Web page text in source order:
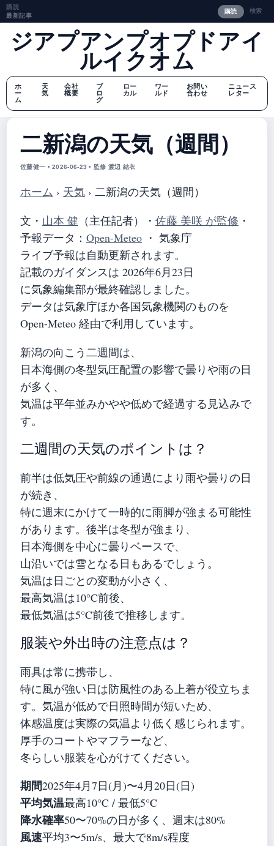
購読
最新記事
購読 検索
ジアプアンプオプドアイ
ルイクオム
ホ
ー
ム
天
気
会社
概要
ブ
ロ
グ
ロー
カル
ワー
ルド
お問い
合わせ
ニュース
レター
二新潟の天気（週間）
佐藤健一 • 2026-06-23 • 監修 渡辺 結衣
ホーム › 天気 › 二新潟の天気（週間）
文・ 山本 健 （主任記者） ・ 佐藤 美咲 が監修 ・
予報データ： Open-Meteo ・ 気象庁
ライブ予報は自動更新されます。
記載のガイダンスは 2026年6月23日
に気象編集部が最終確認しました。
データは気象庁ほか各国気象機関のものを
Open-Meteo 経由で利用しています。
新潟の向こう二週間は、
日本海側の冬型気圧配置の影響で曇りや雨の日
が多く、
気温は平年並みかやや低めで経過する見込みで
す。
二週間の天気のポイントは？
前半は低気圧や前線の通過により雨や曇りの日
が続き、
特に週末にかけて一時的に雨脚が強まる可能性
があります。後半は冬型が強まり、
日本海側を中心に曇りベースで、
山沿いでは雪となる日もあるでしょう。
気温は日ごとの変動が小さく、
最高気温は10°C前後、
最低気温は5°C前後で推移します。
服装や外出時の注意点は？
雨具は常に携帯し、
特に風が強い日は防風性のある上着が役立ちま
す。気温が低めで日照時間が短いため、
体感温度は実際の気温より低く感じられます。
厚手のコートやマフラーなど、
冬らしい服装を心がけてください。
期間2025年4月7日(月)〜4月20日(日)
平均気温最高10°C / 最低5°C
降水確率50〜70%の日が多く、週末は80%
風速平均3〜5m/s、最大で8m/s程度